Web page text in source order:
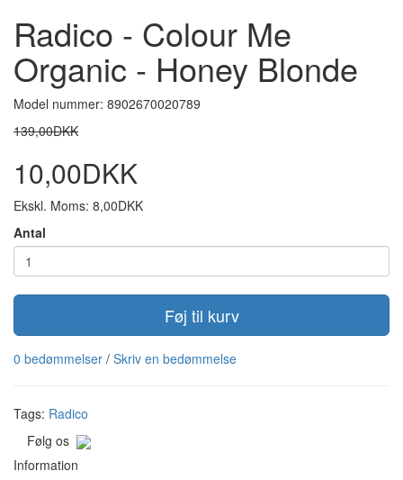
Radico - Colour Me
Organic - Honey Blonde
Model nummer: 8902670020789
139,00DKK
10,00DKK
Ekskl. Moms: 8,00DKK
Antal
Føj til kurv
0 bedømmelser / Skriv en bedømmelse
Tags: Radico
Følg os
Information